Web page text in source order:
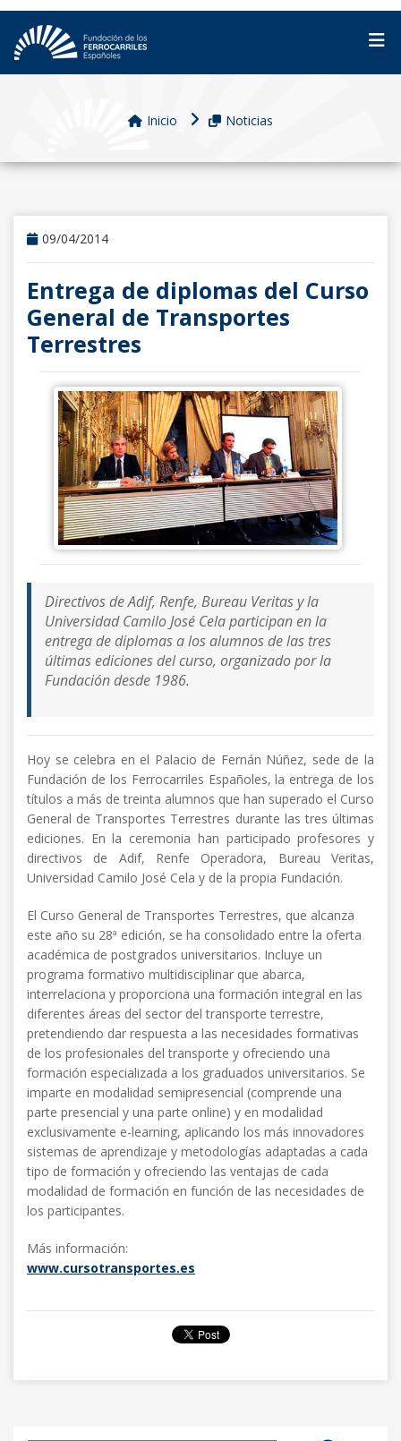
Inicio Noticias
09/04/2014
Entrega de diplomas del Curso
General de Transportes
Terrestres
Directivos de Adif, Renfe, Bureau Veritas y la
Universidad Camilo José Cela participan en la
entrega de diplomas a los alumnos de las tres
últimas ediciones del curso, organizado por la
Fundación desde 1986.
Hoy se celebra en el Palacio de Fernán Núñez, sede de la
Fundación de los Ferrocarriles Españoles, la entrega de los
títulos a más de treinta alumnos que han superado el Curso
General de Transportes Terrestres durante las tres últimas
ediciones. En la ceremonia han participado profesores y
directivos de Adif, Renfe Operadora, Bureau Veritas,
Universidad Camilo José Cela y de la propia Fundación.
El Curso General de Transportes Terrestres, que alcanza
este año su 28ª edición, se ha consolidado entre la oferta
académica de postgrados universitarios. Incluye un
programa formativo multidisciplinar que abarca,
interrelaciona y proporciona una formación integral en las
diferentes áreas del sector del transporte terrestre,
pretendiendo dar respuesta a las necesidades formativas
de los profesionales del transporte y ofreciendo una
formación especializada a los graduados universitarios. Se
imparte en modalidad semipresencial (comprende una
parte presencial y una parte online) y en modalidad
exclusivamente e-learning, aplicando los más innovadores
sistemas de aprendizaje y metodologías adaptadas a cada
tipo de formación y ofreciendo las ventajas de cada
modalidad de formación en función de las necesidades de
los participantes.
Más información:
www.cursotransportes.es